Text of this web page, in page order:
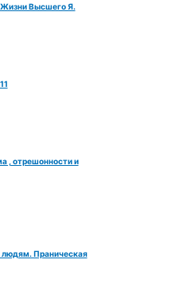
Жизни Высшего Я.
, отрешонности и
людям. Праническая